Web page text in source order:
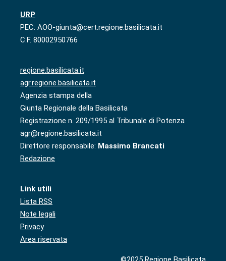
URP
PEC: AOO-giunta@cert.regione.basilicata.it
C.F. 80002950766
regione.basilicata.it
agr.regione.basilicata.it
Agenzia stampa della
Giunta Regionale della Basilicata
Registrazione n. 209/1995 al Tribunale di Potenza
agr@regione.basilicata.it
Direttore responsabile: Massimo Brancati
Redazione
Link utili
Lista RSS
Note legali
Privacy
Area riservata